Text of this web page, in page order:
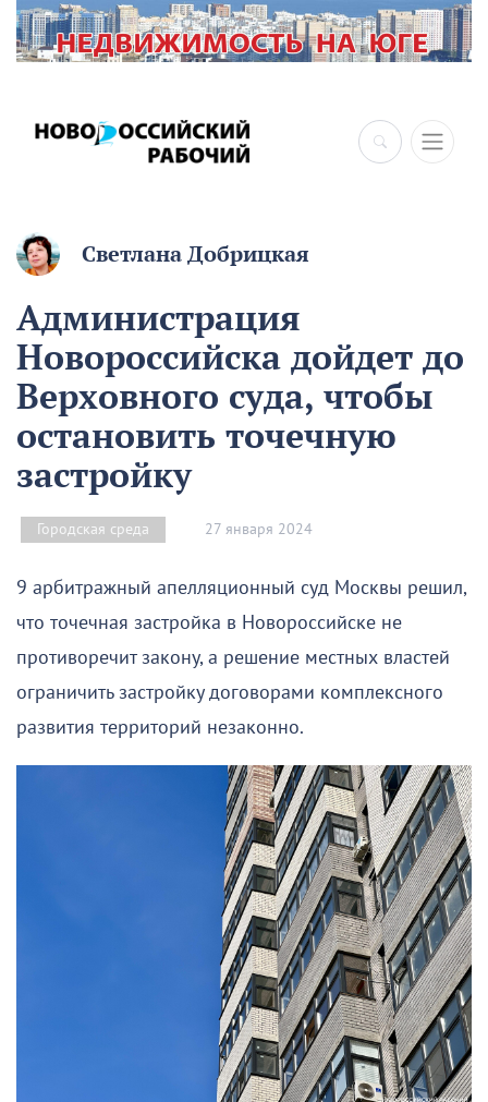
Светлана Добрицкая
Администрация
Новороссийска дойдет до
Верховного суда, чтобы
остановить точечную
застройку
Городская среда 27 января 2024
9 арбитражный апелляционный суд Москвы решил,
что точечная застройка в Новороссийске не
противоречит закону, а решение местных властей
ограничить застройку договорами комплексного
развития территорий незаконно.